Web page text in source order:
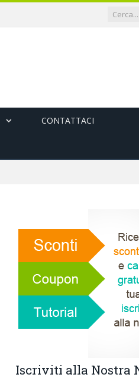
CONTATTACI
Iscriviti alla Nostra